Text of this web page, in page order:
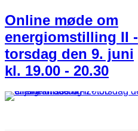
Online møde om
energiomstilling II -
torsdag den 9. juni
kl. 19.00 - 20.30